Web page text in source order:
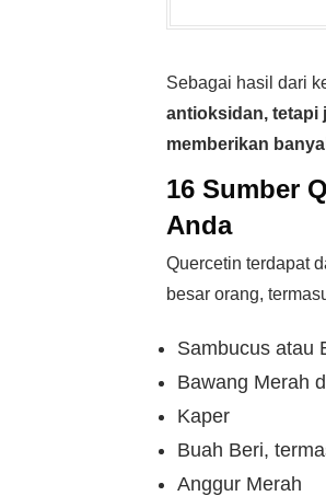
Sebagai hasil dari
antioksidan, tetapi
memberikan
16 Sumber
Anda
Quercetin terdapat
besar orang,
Sambucus atau
Bawang Merah
Kaper
Buah Beri,
Anggur Merah